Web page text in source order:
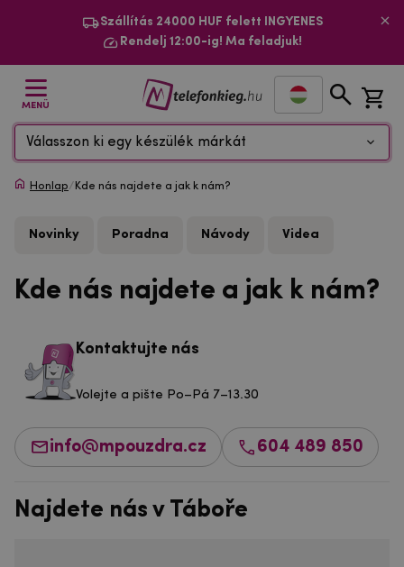
Szállítás 24000 HUF felett INGYENES
Rendelj 12:00-ig! Ma feladjuk!
MENÜ
Válasszon ki egy készülék márkát
Honlap/ Kde nás najdete a jak k nám?
Novinky Poradna Návody Videa
Kde nás najdete a jak k nám?
Kontaktujte nás
Volejte a pište Po–Pá 7–13.30
info@mpouzdra.cz 604 489 850
Najdete nás v Táboře